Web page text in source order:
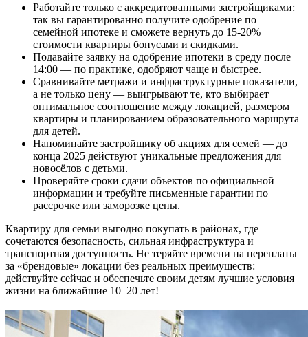
Работайте только с аккредитованными застройщиками:
так вы гарантированно получите одобрение по
семейной ипотеке и сможете вернуть до 15-20%
стоимости квартиры бонусами и скидками.
Подавайте заявку на одобрение ипотеки в среду после
14:00 — по практике, одобряют чаще и быстрее.
Сравнивайте метражи и инфраструктурные показатели,
а не только цену — выигрывают те, кто выбирает
оптимальное соотношение между локацией, размером
квартиры и планированием образовательного маршрута
для детей.
Напоминайте застройщику об акциях для семей — до
конца 2025 действуют уникальные предложения для
новосёлов с детьми.
Проверяйте сроки сдачи объектов по официальной
информации и требуйте письменные гарантии по
рассрочке или заморозке цены.
Квартиру для семьи выгодно покупать в районах, где
сочетаются безопасность, сильная инфраструктура и
транспортная доступность. Не теряйте времени на переплаты
за «брендовые» локации без реальных преимуществ:
действуйте сейчас и обеспечьте своим детям лучшие условия
жизни на ближайшие 10–20 лет!